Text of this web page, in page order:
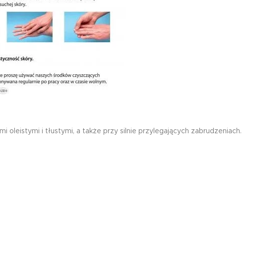
oleistymi i tłustymi, a także przy silnie przylegających zabrudzeniach.